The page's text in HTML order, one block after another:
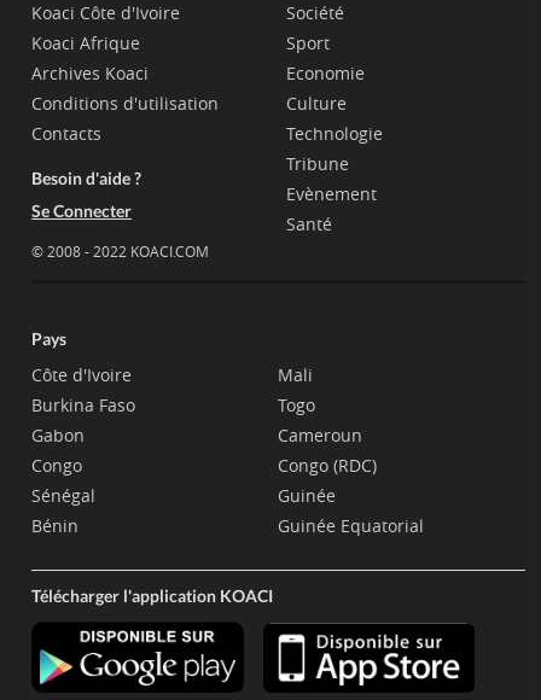
Koaci Côte d'Ivoire
Koaci Afrique
Archives Koaci
Conditions d'utilisation
Contacts
Besoin d'aide ?
Se Connecter
© 2008 - 2022 KOACI.COM
Société
Sport
Economie
Culture
Technologie
Tribune
Evènement
Santé
Pays
Côte d'Ivoire
Burkina Faso
Gabon
Congo
Sénégal
Bénin
Mali
Togo
Cameroun
Congo (RDC)
Guinée
Guinée Equatorial
Télécharger l'application KOACI